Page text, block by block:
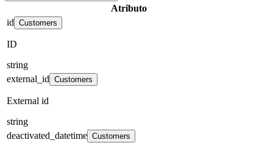
Atributo
id Customers
ID
string
external_id Customers
External id
string
deactivated_datetime Customers